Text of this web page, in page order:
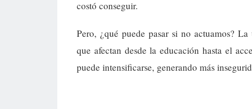
costó conseguir.
Pero, ¿qué puede pasar si no actuamos?
que afectan desde la educación hasta el
puede intensificarse, generando más